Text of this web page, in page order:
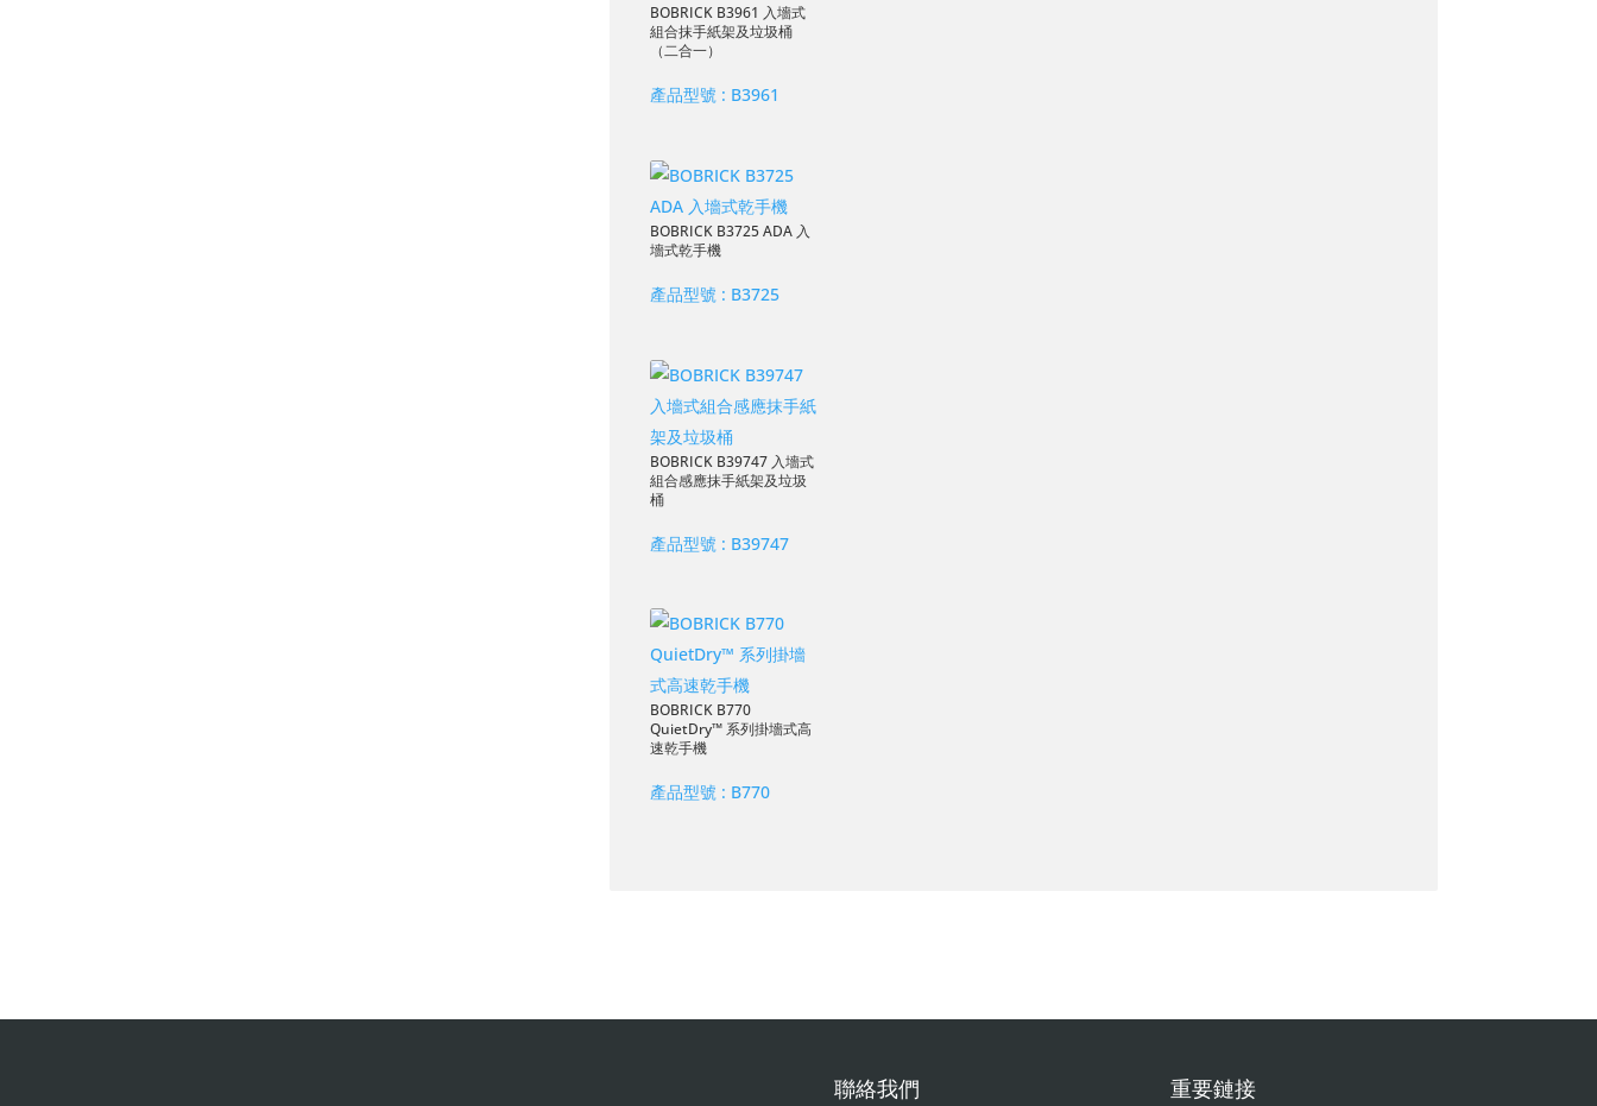
BOBRICK B3961 入墻式
組合抹手紙架及垃圾桶
（二合一）
產品型號 : B3961
BOBRICK B3725 ADA 入
墻式乾手機
產品型號 : B3725
BOBRICK B39747 入墻式
組合感應抹手紙架及垃圾
桶
產品型號 : B39747
BOBRICK B770
QuietDry™ 系列掛墻式高
速乾手機
產品型號 : B770
聯絡我們 重要鏈接